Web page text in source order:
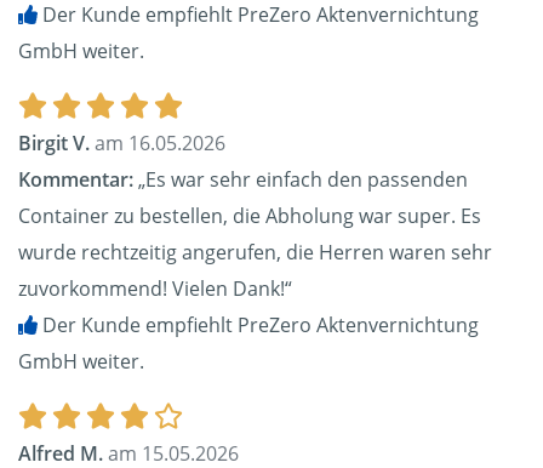
Der Kunde empfiehlt PreZero Aktenvernichtung
GmbH weiter.
Birgit V.am 16.05.2026
Kommentar:„Es war sehr einfach den passenden
Container zu bestellen, die Abholung war super. Es
wurde rechtzeitig angerufen, die Herren waren sehr
zuvorkommend! Vielen Dank!“
Der Kunde empfiehlt PreZero Aktenvernichtung
GmbH weiter.
Alfred M.am 15.05.2026